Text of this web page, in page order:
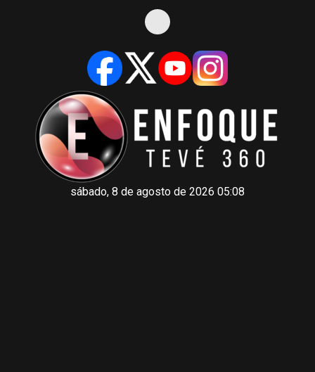
sábado, 8 de agosto de 2026 05:08